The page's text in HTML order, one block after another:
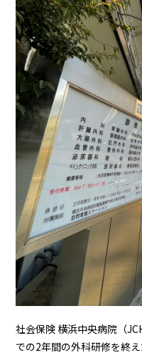
社会保険 横浜中央病院（
での2年間の外科研修を終